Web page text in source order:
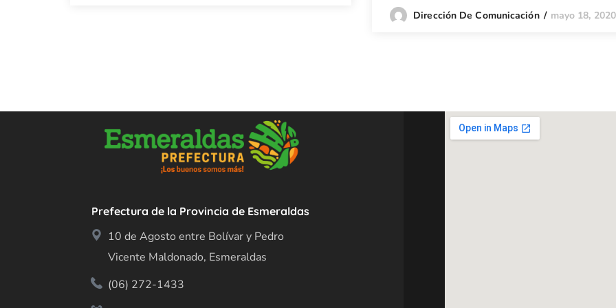
Dirección De Comunicación mayo 18, 2020
Prefectura de la Provincia de Esmeraldas
10 de Agosto entre Bolívar y Pedro
Vicente Maldonado, Esmeraldas
(06) 272-1433